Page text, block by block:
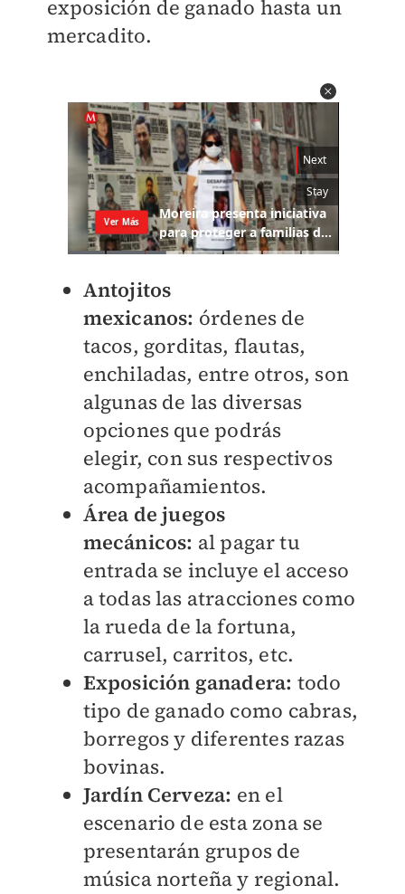
exposición de ganado hasta un
mercadito.
Antojitos
mexicanos: órdenes de
tacos, gorditas, flautas,
enchiladas, entre otros, son
algunas de las diversas
opciones que podrás
elegir, con sus respectivos
acompañamientos.
Área de juegos
mecánicos: al pagar tu
entrada se incluye el acceso
a todas las atracciones como
la rueda de la fortuna,
carrusel, carritos, etc.
Exposición ganadera: todo
tipo de ganado como cabras,
borregos y diferentes razas
bovinas.
Jardín Cerveza: en el
escenario de esta zona se
presentarán grupos de
música norteña y regional.